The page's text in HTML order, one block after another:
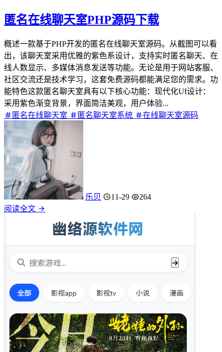
匿名在线聊天室PHP源码下载
概述一款基于PHP开发的匿名在线聊天室源码。从截图可以看
出，该聊天室采用优雅的紫色系设计，支持实时匿名聊天、在
线人数显示、多媒体消息发送等功能。无论是用于网站客服、
社区交流还是技术学习，这套免费源码都能满足您的需求。功
能特色这款匿名聊天室具有以下核心功能：​​现代化UI设计​​：
采用紫色渐变背景，界面简洁美观，用户体验...
匿名在线聊天室
匿名聊天室系统 在线聊天室源码
乐贝 11-29
264
阅读全文